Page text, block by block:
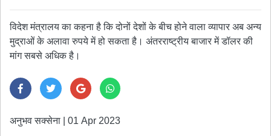
विदेश मंत्रालय का कहना है कि दोनों देशों के बीच होने वाला व्यापार अब अन्य
मुद्राओं के अलावा रुपये में हो सकता है। अंतरराष्ट्रीय बाजार में डॉलर की
मांग सबसे अधिक है।
अनुभव सक्सेना 01 Apr 2023